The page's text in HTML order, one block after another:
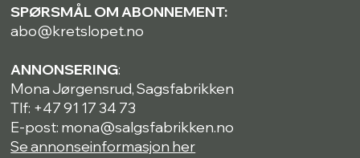
SPØRSMÅL OM ABONNEMENT:
abo@kretslopet.no
ANNONSERING:
Mona Jørgensrud, Sagsfabrikken
Tlf: +47 91 17 34 73
E-post: mona@salgsfabrikken.no
Se annonseinformasjon her